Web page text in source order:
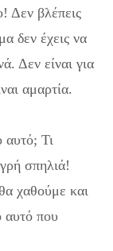
Δεν βλέπεις
δεν έχεις να
Δεν είναι για
αμαρτία.
αυτό; Τι
σπηλιά!
χαθούμε και
αυτό που